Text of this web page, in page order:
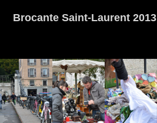
Brocante Saint-Laurent 2013